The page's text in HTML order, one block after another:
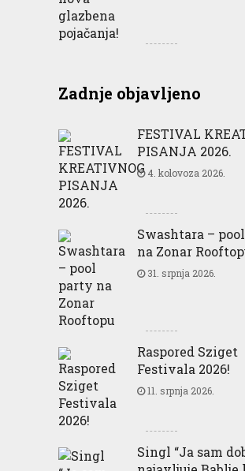
Zadnje objavljeno
FESTIVAL
PISANJA 2026.
4. kolovoza 2026.
Swashtara –
na Zonar
31. srpnja 2026.
Raspored Sziget
Festivala 2026!
11. srpnja 2026.
Singl “Ja sam